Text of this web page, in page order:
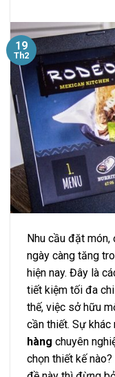
19
Th2
Nhu cầu đặt
ngày càng tăng
hiện nay. Đây là
tiết kiệm tối đa
thế, việc sở hữu
cần thiết. Sự khác
hàng chuyên
chọn thiết kế